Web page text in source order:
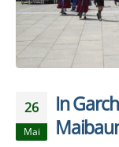
26
Mai
In